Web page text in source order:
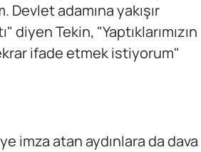
adamına yakışır
Tekin, "Yaptıklarımızın
ifade etmek istiyorum"
imza atan aydınlara da dava